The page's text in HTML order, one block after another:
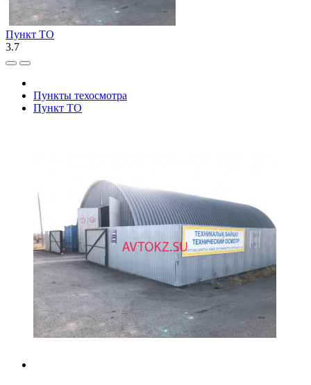
Пункт ТО
3.7
Пункты техосмотра
Пункт ТО